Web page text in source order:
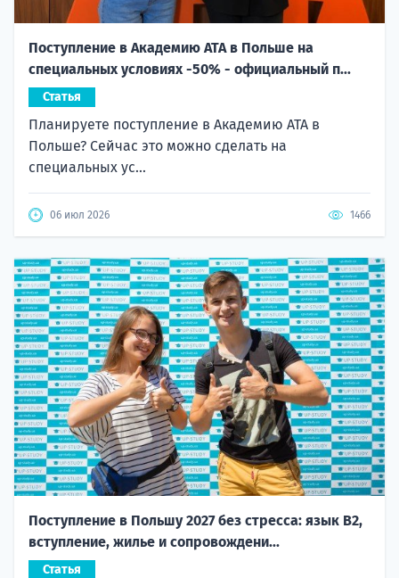
Поступление в Академию ATA в Польше на
специальных условиях -50% - официальный п...
Статья
Планируете поступление в Академию ATA в
Польше? Сейчас это можно сделать на
специальных ус...
06 июл 2026 1466
Поступление в Польшу 2027 без стресса: язык B2,
вступление, жилье и сопровождени...
Статья